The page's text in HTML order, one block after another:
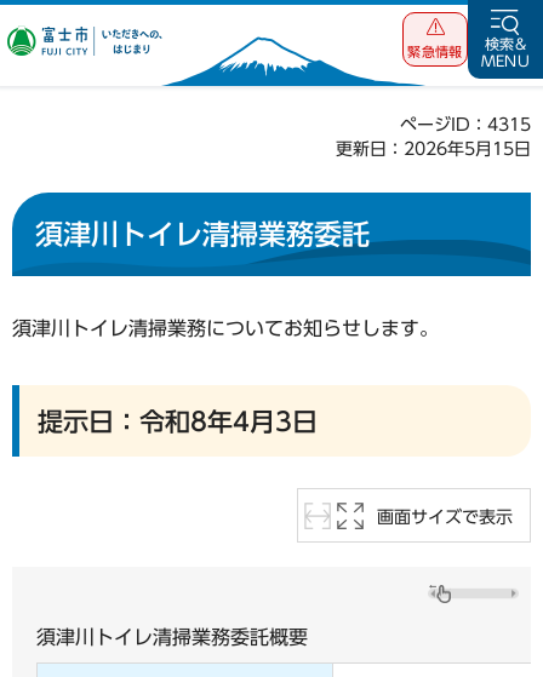
富士市 いただ
緊急情報
検索&
MENU
ページID：4315
更新日：2026年5月15日
須津川トイレ清掃業務委託
須津川トイレ清掃業務についてお知らせします。
提示日：令和8年4月3日
画面サイズで表示
須津川トイレ清掃業務委託概要